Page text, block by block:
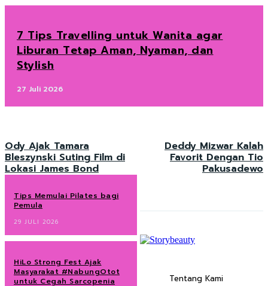
7 Tips Travelling untuk Wanita agar
Liburan Tetap Aman, Nyaman, dan
Stylish
27 Juli 2026
Ody Ajak Tamara
Bleszynski Suting Film di
Lokasi James Bond
Deddy Mizwar Kalah
Favorit Dengan Tio
Pakusadewo
Tips Memulai Pilates bagi
Pemula
29 JULI 2026
HiLo Strong Fest Ajak
Masyarakat #NabungOtot
untuk Cegah Sarcopenia
Tentang Kami